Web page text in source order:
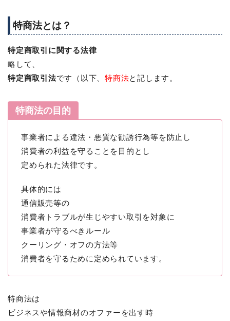
特商法とは？
特定商取引に関する法律
略して、
特定商取引法です（以下、特商法と記します。
特商法の目的
事業者による違法・悪質な勧誘行為等を防止し
消費者の利益を守ることを目的とし
定められた法律です。
具体的には
通信販売等の
消費者トラブルが生じやすい取引を対象に
事業者が守るべきルール
クーリング・オフの方法等
消費者を守るために定められています。
特商法は
ビジネスや情報商材のオファーを出す時